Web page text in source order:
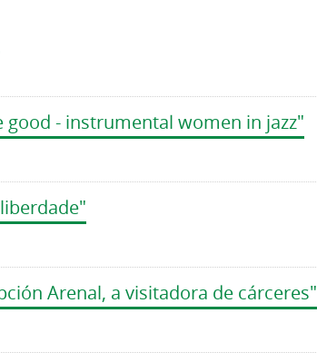
good - instrumental women in jazz"
Arenal, a visitadora de cárceres"